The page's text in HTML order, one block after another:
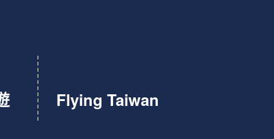
Flying Taiwan